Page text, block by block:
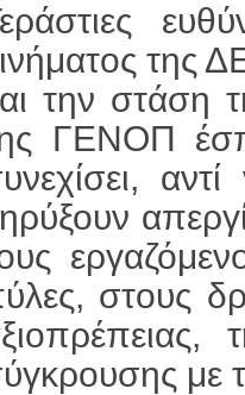
της
την στάση
ΓΕΝΟΠ
στους
με